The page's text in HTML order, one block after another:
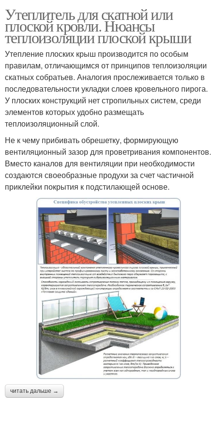
Утеплитель для скатной или
плоской кровли. Нюансы
теплоизоляции плоской крыши
Утепление плоских крыш производится по особым
правилам, отличающимся от принципов теплоизоляции
скатных собратьев. Аналогия прослеживается только в
последовательности укладки слоев кровельного пирога.
У плоских конструкций нет стропильных систем, среди
элементов которых удобно размещать
теплоизоляционный слой.
Не к чему прибивать обрешетку, формирующую
вентиляционный зазор для проветривания компонентов.
Вместо каналов для вентиляции при необходимости
создаются своеобразные продухи за счет частичной
приклейки покрытия к подстилающей основе.
читать дальше →